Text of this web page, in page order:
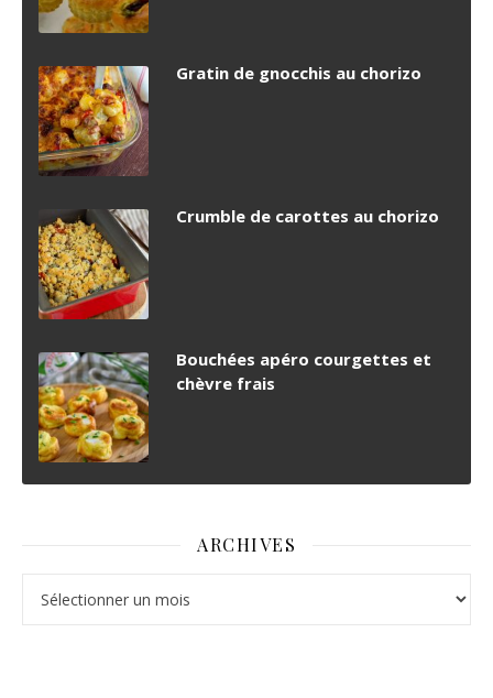
Gratin de gnocchis au chorizo
Crumble de carottes au chorizo
Bouchées apéro courgettes et
chèvre frais
ARCHIVES